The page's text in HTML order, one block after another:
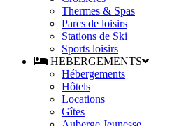
Thermes & Spas
Parcs de loisirs
Stations de Ski
Sports loisirs
HEBERGEMENTS
Hébergements
Hôtels
Locations
Gîtes